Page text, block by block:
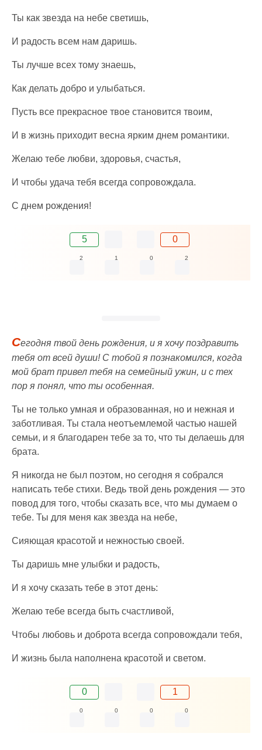
Ты как звезда на небе светишь,
И радость всем нам даришь.
Ты лучше всех тому знаешь,
Как делать добро и улыбаться.
Пусть все прекрасное твое становится твоим,
И в жизнь приходит весна ярким днем романтики.
Желаю тебе любви, здоровья, счастья,
И чтобы удача тебя всегда сопровождала.
С днем рождения!
5 0
2 1 0 2
Сегодня твой день рождения, и я хочу поздравить
тебя от всей души! С тобой я познакомился, когда
мой брат привел тебя на семейный ужин, и с тех
пор я понял, что ты особенная.
Ты не только умная и образованная, но и нежная и
заботливая. Ты стала неотъемлемой частью нашей
семьи, и я благодарен тебе за то, что ты делаешь для
брата.
Я никогда не был поэтом, но сегодня я собрался
написать тебе стихи. Ведь твой день рождения — это
повод для того, чтобы сказать все, что мы думаем о
тебе. Ты для меня как звезда на небе,
Сияющая красотой и нежностью своей.
Ты даришь мне улыбки и радость,
И я хочу сказать тебе в этот день:
Желаю тебе всегда быть счастливой,
Чтобы любовь и доброта всегда сопровождали тебя,
И жизнь была наполнена красотой и светом.
0 1
0 0 0 0